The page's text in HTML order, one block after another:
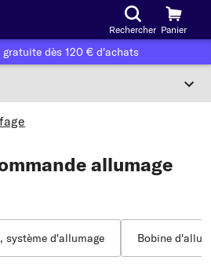
Rechercher Panier
dès 120 € d'achats
selon les critères suivants :
allumage
système d'allumage Bobine